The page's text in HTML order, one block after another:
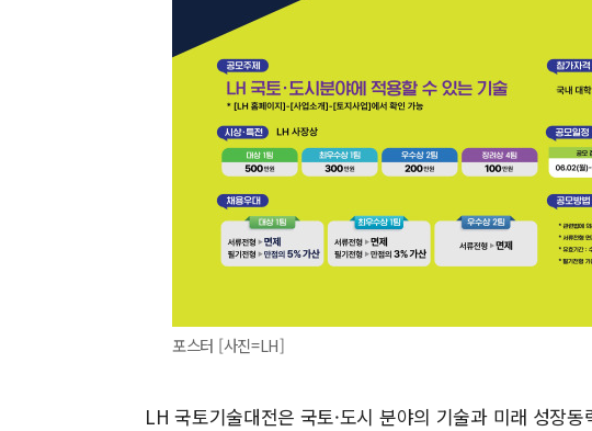
포스터 [사진=LH]
LH 국토기술대전은 국토·도시 분야의 기술과 미래 성장